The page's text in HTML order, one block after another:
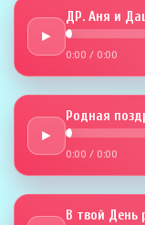
►
ДР. Аня и
0:00 / 0:00
►
Родная
0:00 / 0:00
В твой День